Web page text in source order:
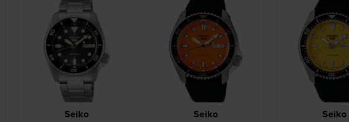
Seiko Seiko Seiko